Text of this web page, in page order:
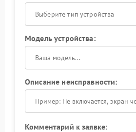
Выберите тип устройства
Модель устройства:
Описание неисправности:
Комментарий к заявке: